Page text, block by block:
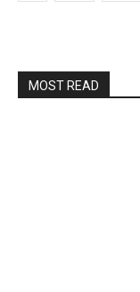
MOST READ